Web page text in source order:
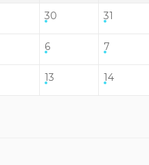
30 31
6 7
13 14